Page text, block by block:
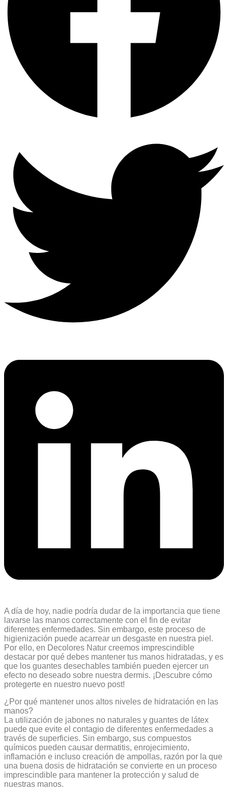
A día de hoy, nadie podría dudar de la importancia que tiene
lavarse las manos correctamente con el fin de evitar
diferentes enfermedades. Sin embargo, este proceso de
higienización puede acarrear un desgaste en nuestra piel.
Por ello, en Decolores Natur creemos imprescindible
destacar por qué debes mantener tus manos hidratadas, y es
que los guantes desechables también pueden ejercer un
efecto no deseado sobre nuestra dermis. ¡Descubre cómo
protegerte en nuestro nuevo post!
¿Por qué mantener unos altos niveles de hidratación en las
manos?
La utilización de jabones no naturales y guantes de látex
puede que evite el contagio de diferentes enfermedades a
través de superficies. Sin embargo, sus compuestos
químicos pueden causar dermatitis, enrojecimiento,
inflamación e incluso creación de ampollas, razón por la que
una buena dosis de hidratación se convierte en un proceso
imprescindible para mantener la protección y salud de
nuestras manos.